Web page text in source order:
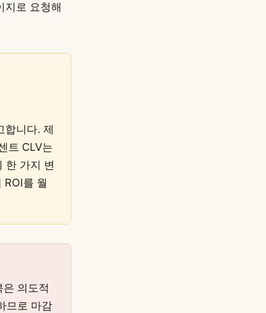
지로 요청해
합니다. 제
트 CLV는
한 가지 변
를 월
의도적
므로 마감